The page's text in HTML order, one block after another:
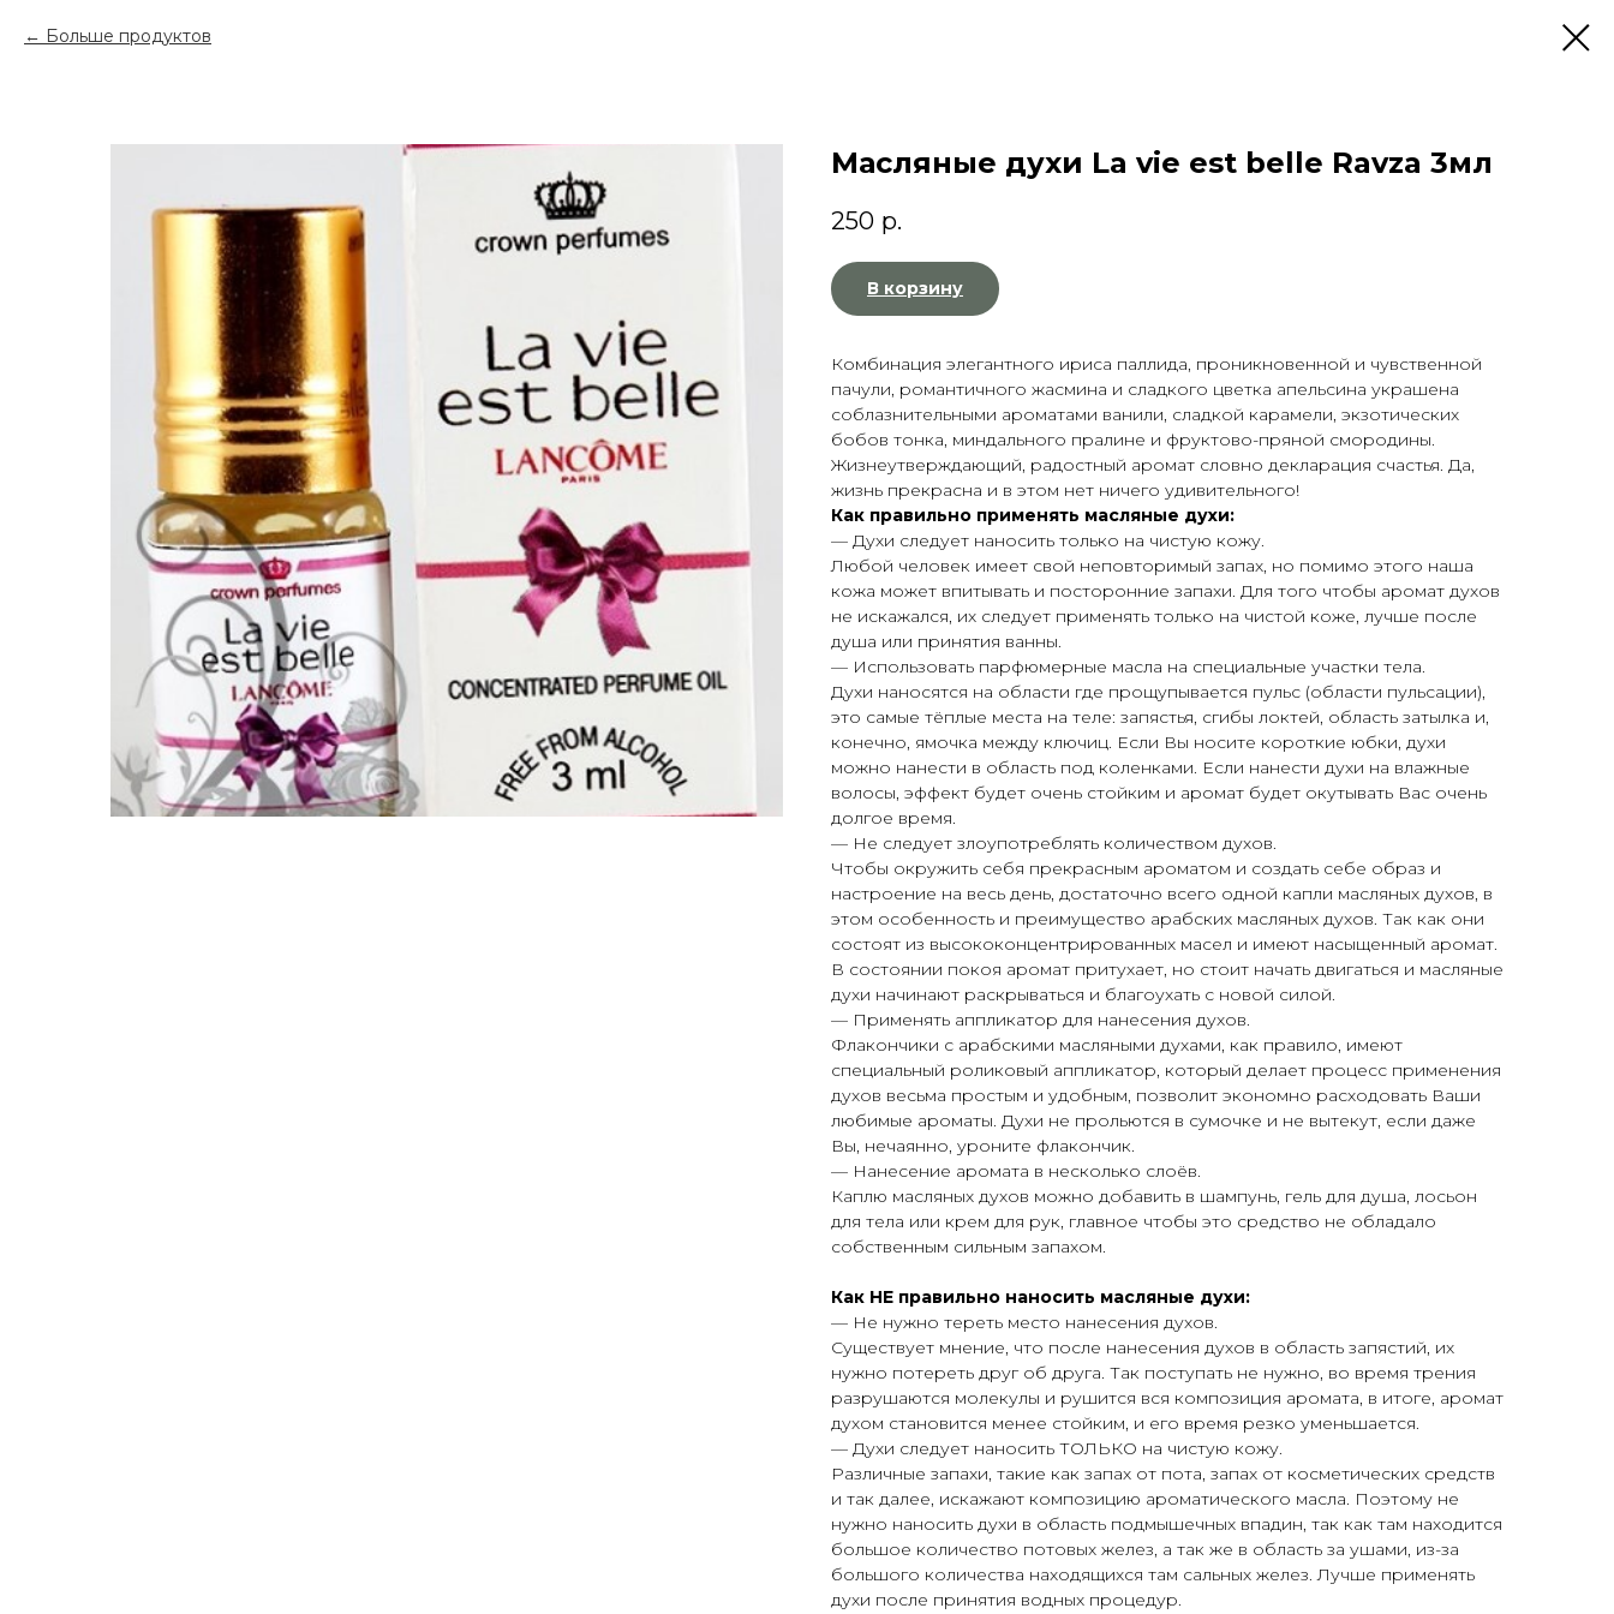
Больше продуктов
Масляные духи La vie est belle Ravza 3мл
250 р.
В корзину
Комбинация элегантного ириса паллида, проникновенной и чувственной
пачули, романтичного жасмина и сладкого цветка апельсина украшена
соблазнительными ароматами ванили, сладкой карамели, экзотических
бобов тонка, миндального пралине и фруктово-пряной смородины.
Жизнеутверждающий, радостный аромат словно декларация счастья. Да,
жизнь прекрасна и в этом нет ничего удивительного!
Как правильно применять масляные духи:
— Духи следует наносить только на чистую кожу.
Любой человек имеет свой неповторимый запах, но помимо этого наша
кожа может впитывать и посторонние запахи. Для того чтобы аромат духов
не искажался, их следует применять только на чистой коже, лучше после
душа или принятия ванны.
— Использовать парфюмерные масла на специальные участки тела.
Духи наносятся на области где прощупывается пульс (области пульсации),
это самые тёплые места на теле: запястья, сгибы локтей, область затылка и,
конечно, ямочка между ключиц. Если Вы носите короткие юбки, духи
можно нанести в область под коленками. Если нанести духи на влажные
волосы, эффект будет очень стойким и аромат будет окутывать Вас очень
долгое время.
— Не следует злоупотреблять количеством духов.
Чтобы окружить себя прекрасным ароматом и создать себе образ и
настроение на весь день, достаточно всего одной капли масляных духов, в
этом особенность и преимущество арабских масляных духов. Так как они
состоят из высококонцентрированных масел и имеют насыщенный аромат.
В состоянии покоя аромат притухает, но стоит начать двигаться и масляные
духи начинают раскрываться и благоухать с новой силой.
— Применять аппликатор для нанесения духов.
Флакончики с арабскими масляными духами, как правило, имеют
специальный роликовый аппликатор, который делает процесс применения
духов весьма простым и удобным, позволит экономно расходовать Ваши
любимые ароматы. Духи не прольются в сумочке и не вытекут, если даже
Вы, нечаянно, уроните флакончик.
— Нанесение аромата в несколько слоёв.
Каплю масляных духов можно добавить в шампунь, гель для душа, лосьон
для тела или крем для рук, главное чтобы это средство не обладало
собственным сильным запахом.
Как НЕ правильно наносить масляные духи:
— Не нужно тереть место нанесения духов.
Существует мнение, что после нанесения духов в область запястий, их
нужно потереть друг об друга. Так поступать не нужно, во время трения
разрушаются молекулы и рушится вся композиция аромата, в итоге, аромат
духом становится менее стойким, и его время резко уменьшается.
— Духи следует наносить ТОЛЬКО на чистую кожу.
Различные запахи, такие как запах от пота, запах от косметических средств
и так далее, искажают композицию ароматического масла. Поэтому не
нужно наносить духи в область подмышечных впадин, так как там находится
большое количество потовых желез, а так же в область за ушами, из-за
большого количества находящихся там сальных желез. Лучше применять
духи после принятия водных процедур.